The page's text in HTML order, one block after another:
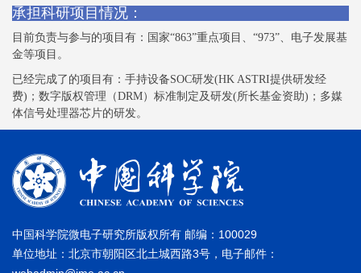
承担科研项目情况：
目前负责与参与的项目有：国家“863”重点项目、“973”、电子发展基
金等项目。
已经完成了的项目有：手持设备SOC研发(HK ASTRI提供研发经
费)；数字版权管理（DRM）标准制定及研发(所长基金资助)；多媒
体信号处理器芯片的研发。
中国科学院微电子研究所版权所有 邮编：100029
单位地址：北京市朝阳区北土城西路3号，电子邮件：